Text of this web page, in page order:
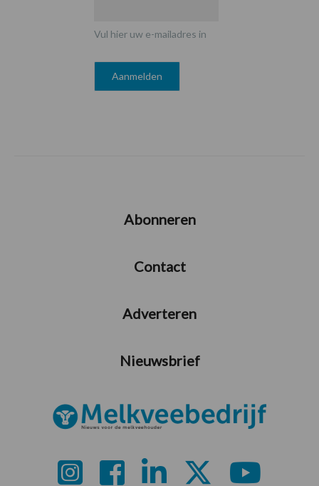
Vul hier uw e-mailadres in
Abonneren
Contact
Adverteren
Nieuwsbrief